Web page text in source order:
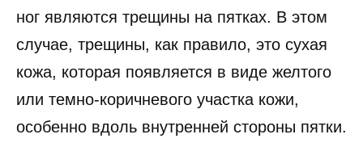
ног являются трещины на пятках. В этом
случае, трещины, как правило, это сухая
кожа, которая появляется в виде желтого
или темно-коричневого участка кожи,
особенно вдоль внутренней стороны пятки.